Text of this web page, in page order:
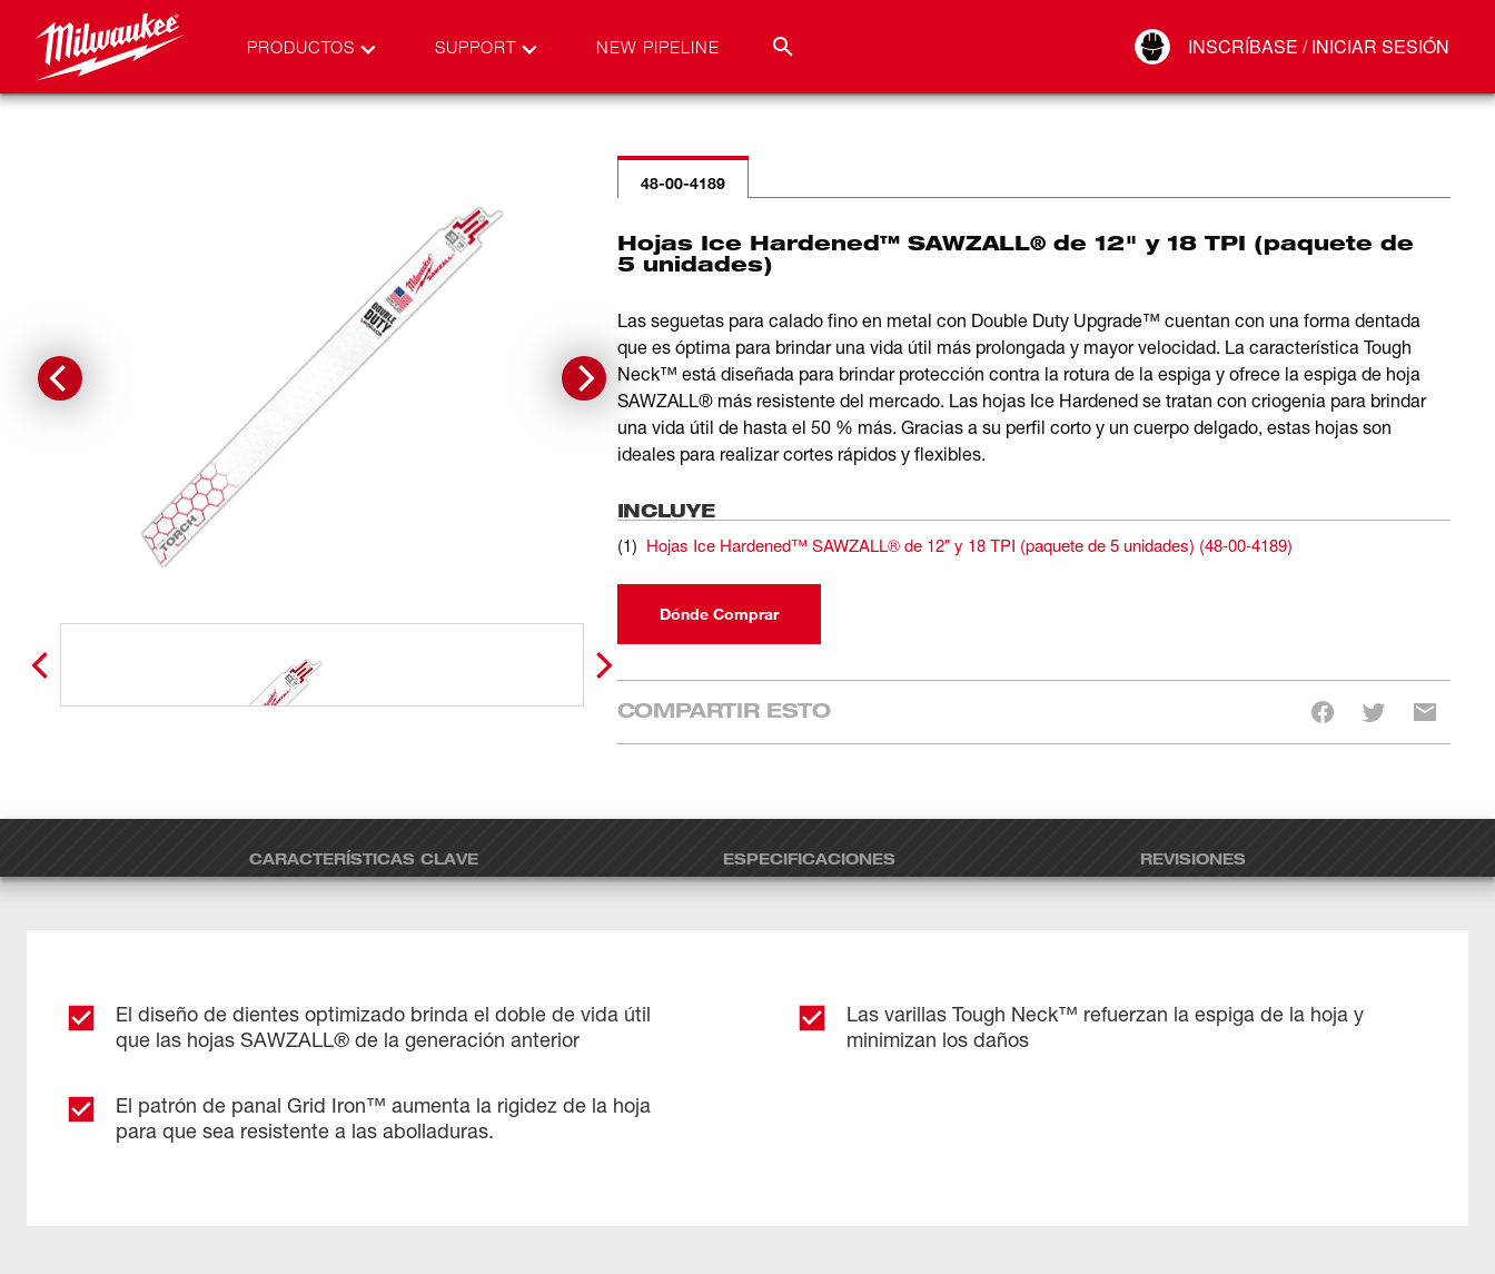
PRODUCTOS SUPPORT NEW PIPELINE INSCRÍBASE / INICIAR SESIÓN
Conectar
48-00-4189
Hojas Ice Hardened™ SAWZALL® de 12" y 18 TPI (paquete de
5 unidades)
Las seguetas para calado fino en metal con Double Duty Upgrade™ cuentan con una forma dentada
que es óptima para brindar una vida útil más prolongada y mayor velocidad. La característica Tough
Neck™ está diseñada para brindar protección contra la rotura de la espiga y ofrece la espiga de hoja
SAWZALL® más resistente del mercado. Las hojas Ice Hardened se tratan con criogenia para brindar
una vida útil de hasta el 50 % más. Gracias a su perfil corto y un cuerpo delgado, estas hojas son
ideales para realizar cortes rápidos y flexibles.
INCLUYE
(1) Hojas Ice Hardened™ SAWZALL® de 12" y 18 TPI (paquete de 5 unidades) (48-00-4189)
Dónde Comprar
COMPARTIR ESTO
CARACTERÍSTICAS CLAVE ESPECIFICACIONES REVISIONES
El diseño de dientes optimizado brinda el doble de vida útil
que las hojas SAWZALL® de la generación anterior
Las varillas Tough Neck™ refuerzan la espiga de la hoja y
minimizan los daños
El patrón de panal Grid Iron™ aumenta la rigidez de la hoja
para que sea resistente a las abolladuras.